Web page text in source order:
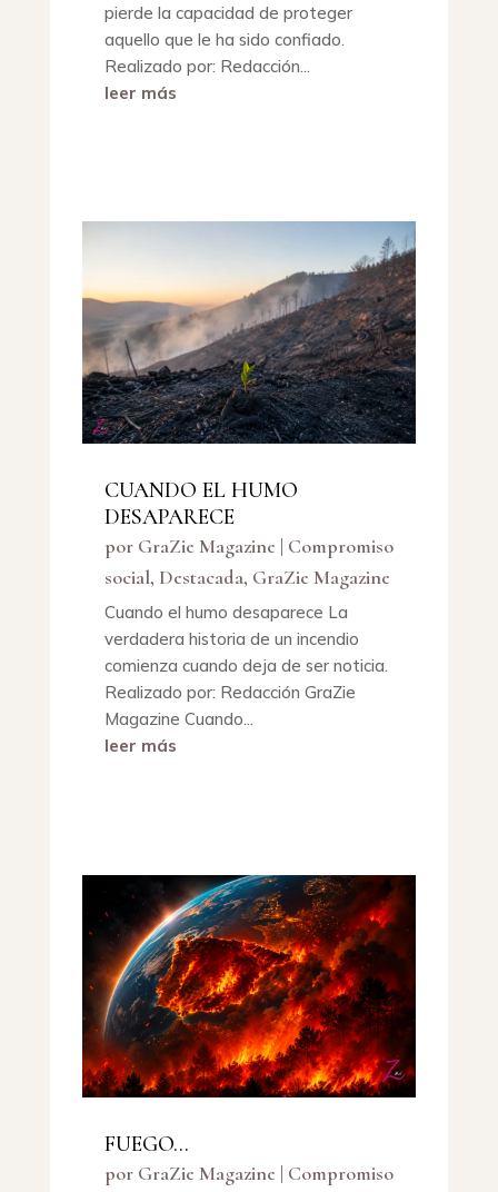
pierde la capacidad de proteger
aquello que le ha sido confiado.
Realizado por: Redacción...
leer más
CUANDO EL HUMO
DESAPARECE
por GraZie Magazine | Compromiso
social, Destacada, GraZie Magazine
Cuando el humo desaparece La
verdadera historia de un incendio
comienza cuando deja de ser noticia.
Realizado por: Redacción GraZie
Magazine Cuando...
leer más
FUEGO…
por GraZie Magazine | Compromiso